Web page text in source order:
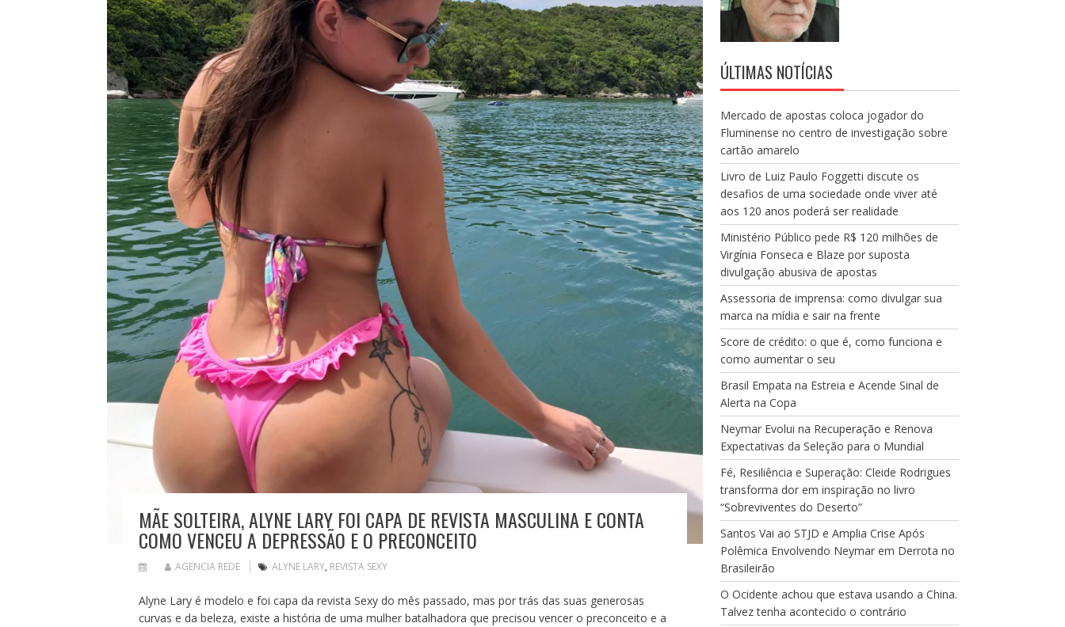
MÃE SOLTEIRA, ALYNE LARY FOI CAPA DE REVISTA MASCULINA E CONTA
COMO VENCEU A DEPRESSÃO E O PRECONCEITO
AGENCIA REDE ALYNE LARY, REVISTA SEXY
Alyne Lary é modelo e foi capa da revista Sexy do mês passado, mas por trás das suas generosas
curvas e da beleza, existe a história de uma mulher batalhadora que precisou vencer o preconceito e a
ÚLTIMAS NOTÍCIAS
Mercado de apostas coloca jogador do
Fluminense no centro de investigação sobre
cartão amarelo
Livro de Luiz Paulo Foggetti discute os
desafios de uma sociedade onde viver até
aos 120 anos poderá ser realidade
Ministério Público pede R$ 120 milhões de
Virgínia Fonseca e Blaze por suposta
divulgação abusiva de apostas
Assessoria de imprensa: como divulgar sua
marca na mídia e sair na frente
Score de crédito: o que é, como funciona e
como aumentar o seu
Brasil Empata na Estreia e Acende Sinal de
Alerta na Copa
Neymar Evolui na Recuperação e Renova
Expectativas da Seleção para o Mundial
Fé, Resiliência e Superação: Cleide Rodrigues
transforma dor em inspiração no livro
“Sobreviventes do Deserto”
Santos Vai ao STJD e Amplia Crise Após
Polêmica Envolvendo Neymar em Derrota no
Brasileirão
O Ocidente achou que estava usando a China.
Talvez tenha acontecido o contrário